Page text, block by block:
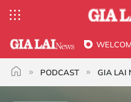
PODCAST GIA LAI